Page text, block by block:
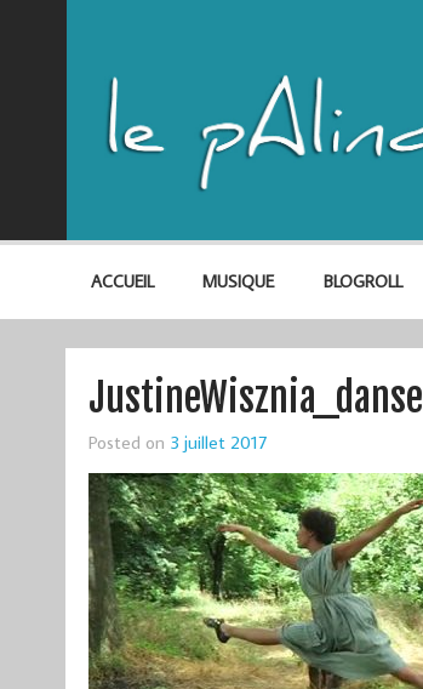
ACCUEIL MUSIQUE BLOGROLL
JustineWisznia_danse
Posted on 3 juillet 2017